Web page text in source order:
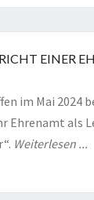
EINER
im Mai 2024
Ehrenamt als
Weiterlesen ...